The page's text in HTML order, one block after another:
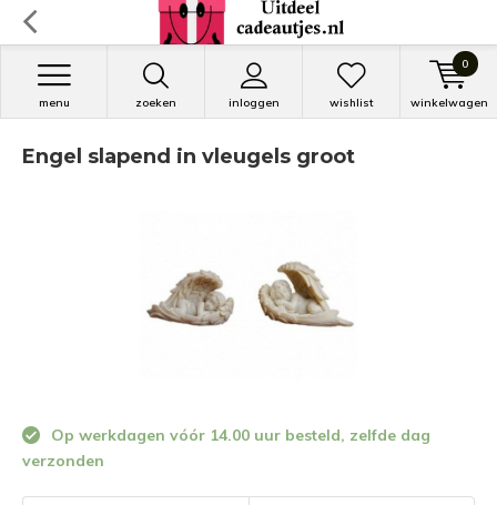
zoeken inloggen
menu wishlist winkelwagen
0
Engel slapend in vleugels groot
Op werkdagen vóór 14.00 uur besteld, zelfde dag
verzonden